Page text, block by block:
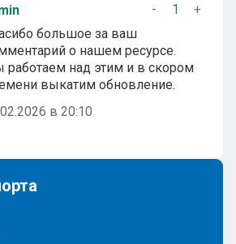
- 1
+
большое за ваш
о нашем ресурсе.
над этим и в скором
выкатим обновление.
в 20:10